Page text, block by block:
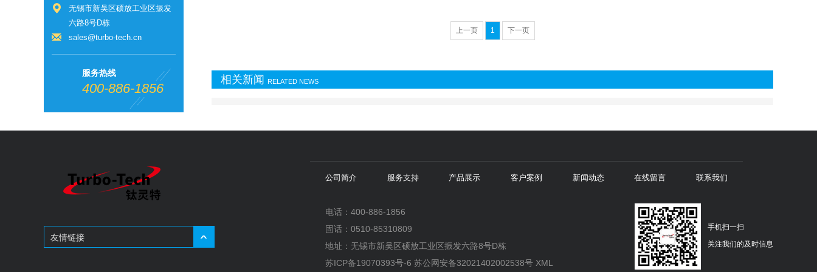
无锡市新吴区硕放工业区振发
六路8号D栋
sales@turbo-tech.cn
服务热线
400-886-1856
上一页 1 下一页
相关新闻 RELATED NEWS
友情链接
公司简介 服务支持 产品展示 客户案例 新闻动态 在线留言 联系我们
电话：400-886-1856
固话：0510-85310809
地址：无锡市新吴区硕放工业区振发六路8号D栋
苏ICP备19070393号-6 苏公网安备32021402002538号 XML
手机扫一扫
关注我们的及时信息